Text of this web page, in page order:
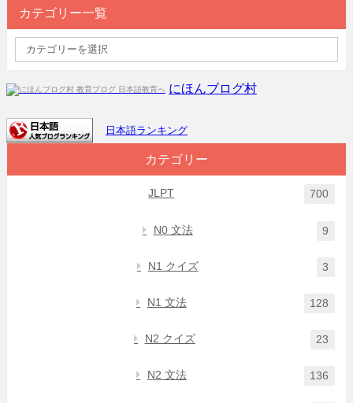
カテゴリー一覧
にほんブログ村
日本語ランキング
カテゴリー
JLPT 700
N0 文法 9
N1 クイズ 3
N1 文法 128
N2 クイズ 23
N2 文法 136